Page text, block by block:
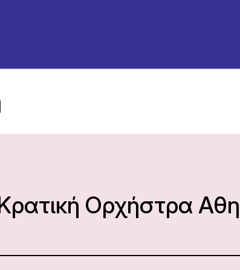
Ορχήστρα